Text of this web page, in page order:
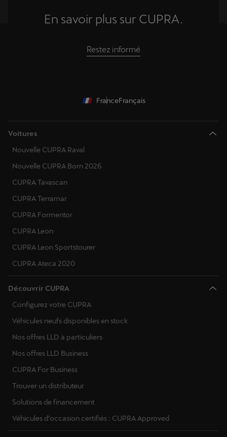
En savoir plus sur CUPRA.
Restez informé
FranceFrançais
Voitures
Nouvelle CUPRA Raval
Nouvelle CUPRA Born 2026
CUPRA Tavascan
CUPRA Terramar
CUPRA Formentor
CUPRA Leon
CUPRA Leon Sportstourer
CUPRA Ateca 2020
Découvrir CUPRA
Configurez votre CUPRA
Véhicules neufs disponibles en stock
Nos offres LLD à particuliers
Nos offres LLD Business
CUPRA For Business
Trouver un distributeur
Solutions de financement
Véhicules d’occasion certifiés : CUPRA Approved